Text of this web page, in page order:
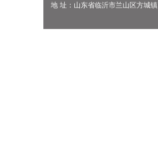
地 址：山东省临沂市兰山区方城镇